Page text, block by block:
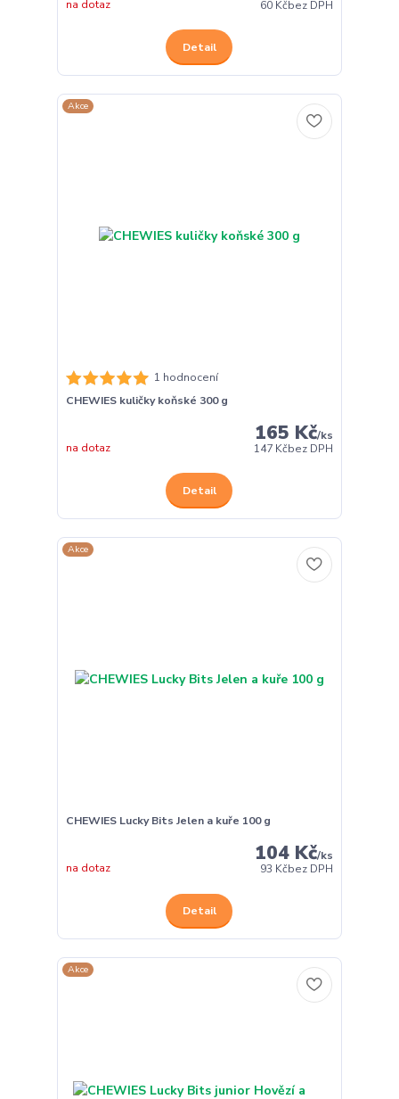
60 Kčbez DPH
na dotaz
Detail
Akce
1 hodnocení
CHEWIES kuličky koňské 300 g
165 Kč/ks
147 Kčbez DPH
na dotaz
Detail
Akce
CHEWIES Lucky Bits Jelen a kuře 100 g
104 Kč/ks
93 Kčbez DPH
na dotaz
Detail
Akce